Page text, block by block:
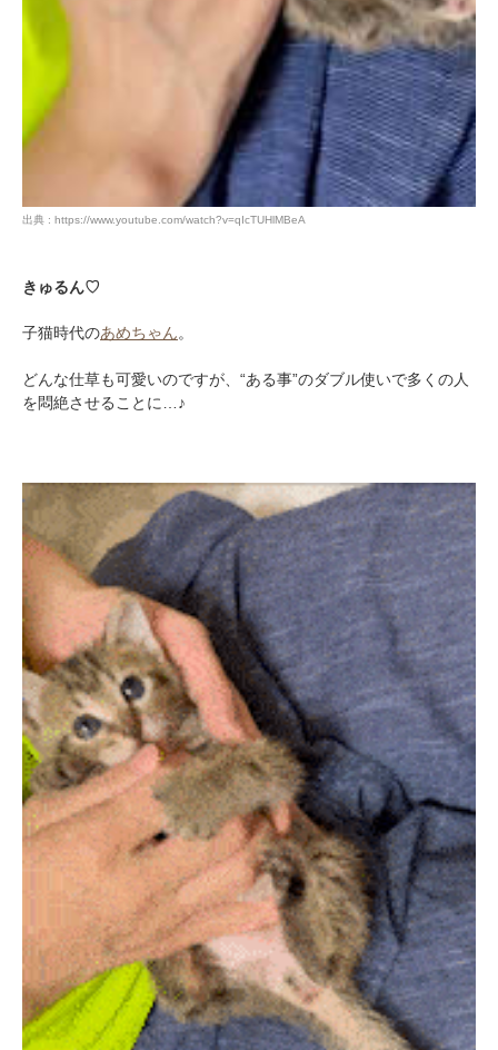
出典 : https://www.youtube.com/watch?v=qIcTUHlMBeA
きゅるん♡
子猫時代のあめちゃん。
どんな仕草も可愛いのですが、“ある事”のダブル使いで多くの人
を悶絶させることに…♪